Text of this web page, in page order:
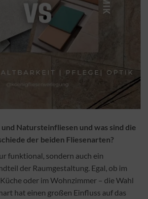
Natursteinfliesen und was sind die
der beiden Fliesenarten?
funktional, sondern auch ein
der Raumgestaltung. Egal, ob im
oder im Wohnzimmer – die Wahl
hat einen großen Einfluss auf das